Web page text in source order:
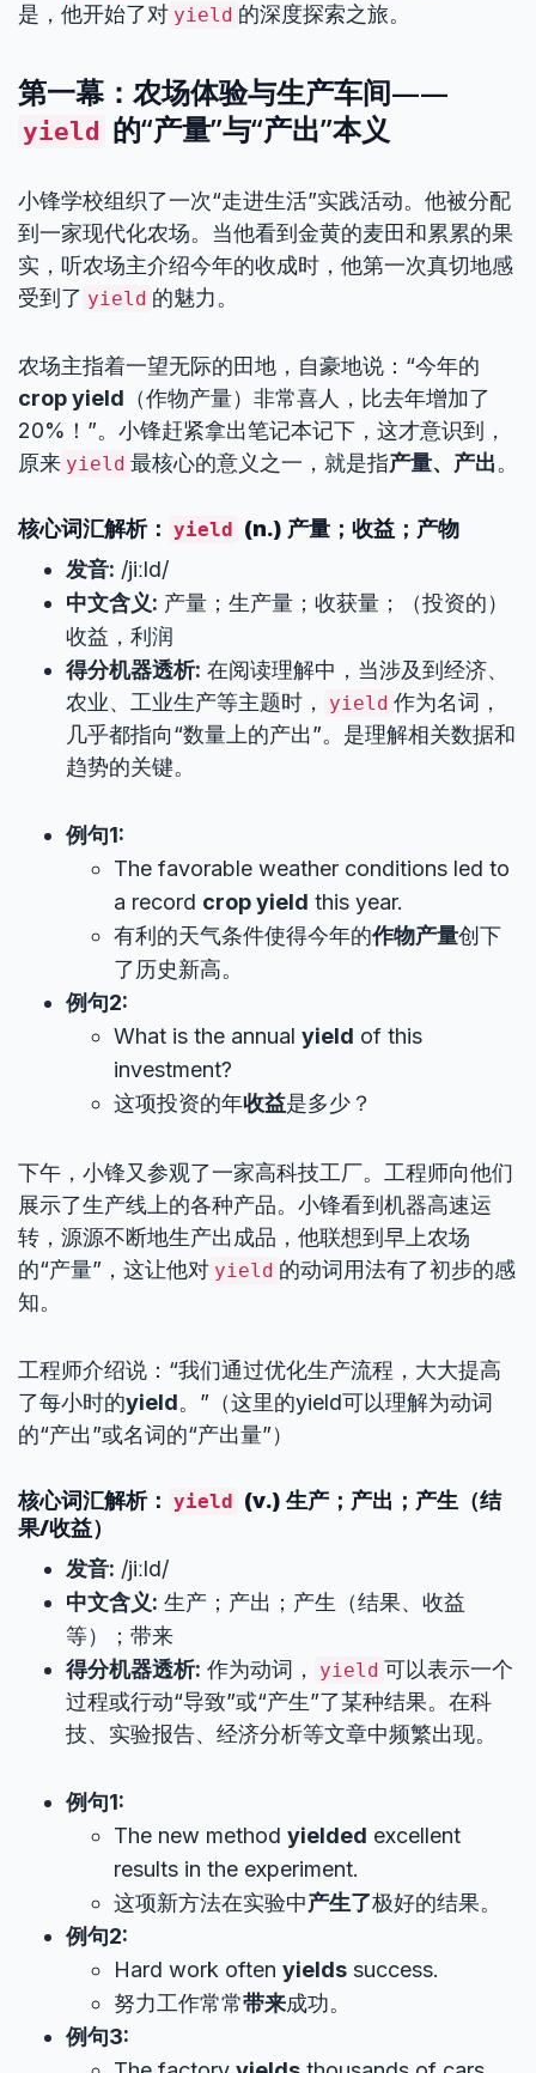
是，他开始了对 yield 的深度探索之旅。
第一幕：农场体验与生产车间——
yield 的“产量”与“产出”本义
小锋学校组织了一次“走进生活”实践活动。他被分配
到一家现代化农场。当他看到金黄的麦田和累累的果
实，听农场主介绍今年的收成时，他第一次真切地感
受到了 yield 的魅力。
农场主指着一望无际的田地，自豪地说：“今年的
crop yield （作物产量）非常喜人，比去年增加了
20%！”。小锋赶紧拿出笔记本记下，这才意识到，
原来 yield 最核心的意义之一，就是指产量、产出。
核心词汇解析： yield (n.) 产量；收益；产物
发音: /jiːld/
中文含义: 产量；生产量；收获量；（投资的）
收益，利润
得分机器透析: 在阅读理解中，当涉及到经济、
农业、工业生产等主题时，
yield 作为名词，
几乎都指向“数量上的产出”。是理解相关数据和
趋势的关键。
例句1:
The favorable weather conditions led to
a record crop yield this year.
有利的天气条件使得今年的作物产量创下
了历史新高。
例句2:
What is the annual yield of this
investment?
这项投资的年收益是多少？
下午，小锋又参观了一家高科技工厂。工程师向他们
展示了生产线上的各种产品。小锋看到机器高速运
转，源源不断地生产出成品，他联想到早上农场
的“产量”，这让他对 yield 的动词用法有了初步的感
知。
工程师介绍说：“我们通过优化生产流程，大大提高
了每小时的yield。”（这里的yield可以理解为动词
的“产出”或名词的“产出量”）
核心词汇解析： yield (v.) 生产；产出；产生（结
果/收益）
发音: /jiːld/
中文含义: 生产；产出；产生（结果、收益
等）；带来
得分机器透析: 作为动词， yield 可以表示一个
过程或行动“导致”或“产生”了某种结果。在科
技、实验报告、经济分析等文章中频繁出现。
例句1:
The new method yielded excellent
results in the experiment.
这项新方法在实验中产生了极好的结果。
例句2:
Hard work often yields success.
努力工作常常带来成功。
例句3: